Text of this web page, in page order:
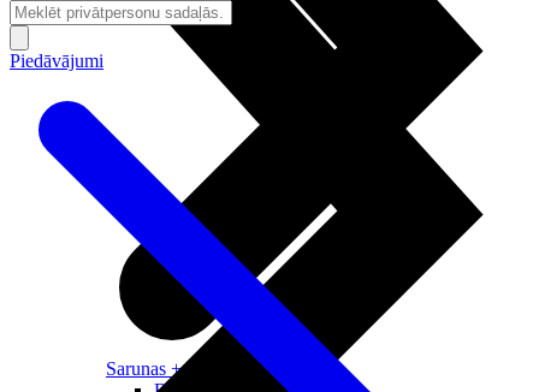
Sarunas + Internets
Piedāvājumi